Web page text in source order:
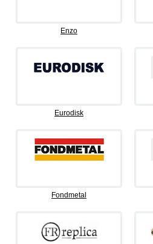
Enzo
Eurodisk
Fondmetal